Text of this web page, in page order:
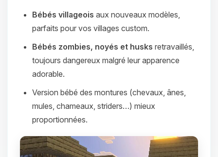
Bébés villageois aux nouveaux modèles,
parfaits pour vos villages custom.
Bébés zombies, noyés et husks retravaillés,
toujours dangereux malgré leur apparence
adorable.
Version bébé des montures (chevaux, ânes,
mules, chameaux, striders…) mieux
proportionnées.